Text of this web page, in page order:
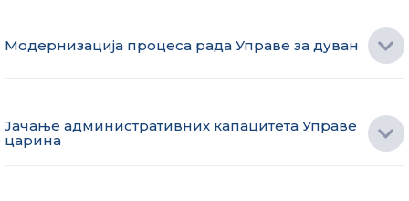
Модернизација процеса рада Управе за дуван
Јачање административних капацитета Управе
царина